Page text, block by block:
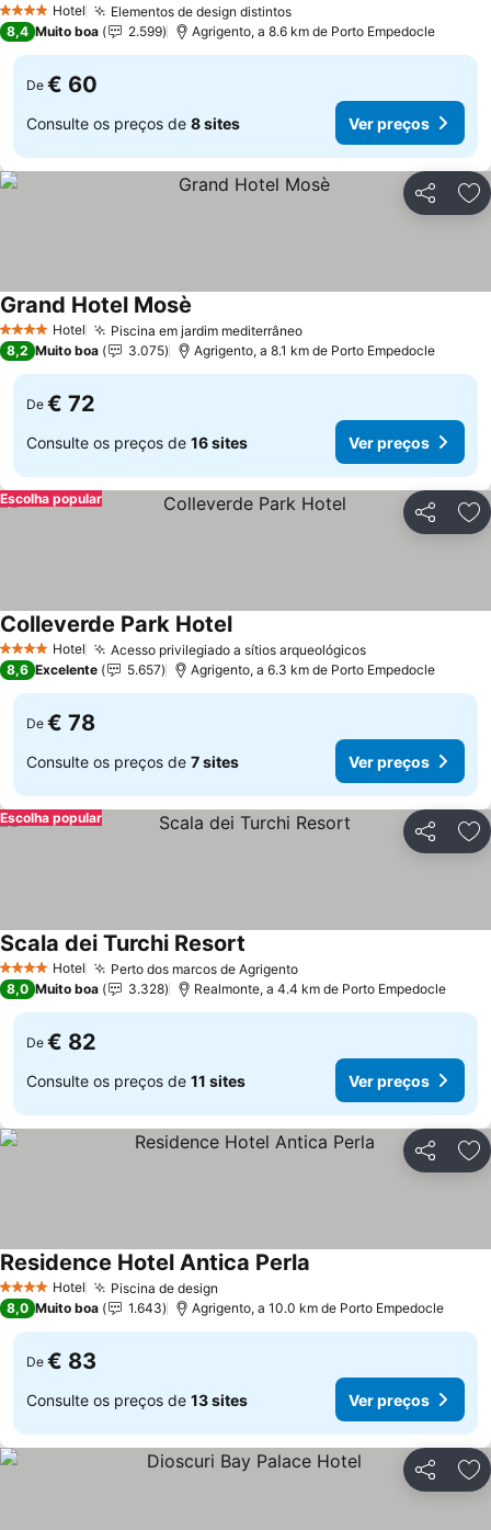
4 EstrelasHotel Elementos de design distintos
8,4 Muito boa 2.599 Agrigento, a 8.6 km de Porto Empedocle
De € 60
Consulte os preços de 8 sites Ver preços
Partilhar
4 EstrelasHotel Piscina em jardim mediterrâneo
Grand Hotel Mosè
8,2 Muito boa 3.075 Agrigento, a 8.1 km de Porto Empedocle
De € 72
Consulte os preços de 16 sites Ver preços
Partilhar
Escolha popular
4 EstrelasHotel Acesso privilegiado a sítios arqueológicos
Colleverde Park Hotel
8,6 Excelente 5.657 Agrigento, a 6.3 km de Porto Empedocle
De € 78
Consulte os preços de 7 sites Ver preços
Partilhar
Escolha popular
4 EstrelasHotel Perto dos marcos de Agrigento
Scala dei Turchi Resort
8,0 Muito boa 3.328 Realmonte, a 4.4 km de Porto Empedocle
De € 82
Consulte os preços de 11 sites Ver preços
Partilhar
4 EstrelasHotel Piscina de design
Residence Hotel Antica Perla
8,0 Muito boa 1.643 Agrigento, a 10.0 km de Porto Empedocle
De € 83
Consulte os preços de 13 sites Ver preços
Partilhar